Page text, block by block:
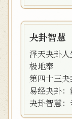
夬卦智慧
泽天夬卦
极地奉
第四十三
易经夬卦
夬卦智慧